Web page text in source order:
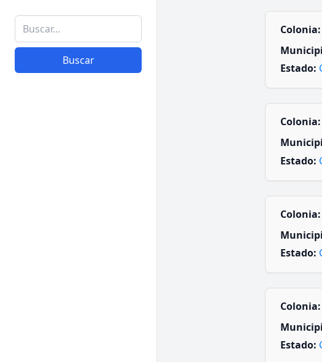
Buscar
Colonia:
Estado:
Colonia:
Estado:
Colonia:
Estado:
Colonia:
Estado: